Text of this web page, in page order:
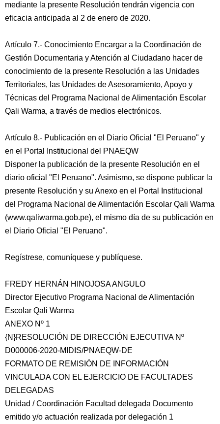
mediante la presente Resolución tendrán vigencia con
eficacia anticipada al 2 de enero de 2020.
Artículo 7.- Conocimiento Encargar a la Coordinación de
Gestión Documentaria y Atención al Ciudadano hacer de
conocimiento de la presente Resolución a las Unidades
Territoriales, las Unidades de Asesoramiento, Apoyo y
Técnicas del Programa Nacional de Alimentación Escolar
Qali Warma, a través de medios electrónicos.
Artículo 8.- Publicación en el Diario Oficial "El Peruano" y
en el Portal Institucional del PNAEQW
Disponer la publicación de la presente Resolución en el
diario oficial "El Peruano". Asimismo, se dispone publicar la
presente Resolución y su Anexo en el Portal Institucional
del Programa Nacional de Alimentación Escolar Qali Warma
(www.qaliwarma.gob.pe), el mismo día de su publicación en
el Diario Oficial "El Peruano".
Regístrese, comuníquese y publíquese.
FREDY HERNÁN HINOJOSA ANGULO
Director Ejecutivo Programa Nacional de Alimentación
Escolar Qali Warma
ANEXO Nº 1
{N}RESOLUCIÓN DE DIRECCIÓN EJECUTIVA Nº
D000006-2020-MIDIS/PNAEQW-DE
FORMATO DE REMISIÓN DE INFORMACIÓN
VINCULADA CON EL EJERCICIO DE FACULTADES
DELEGADAS
Unidad / Coordinación Facultad delegada Documento
emitido y/o actuación realizada por delegación 1